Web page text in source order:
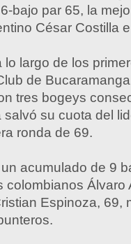
bajo par 65, la
César Costilla
largo de los
de
tres bogeys
su cuota del
ronda de 69.
acumulado de 9
Álvaro
Espinoza, 69,